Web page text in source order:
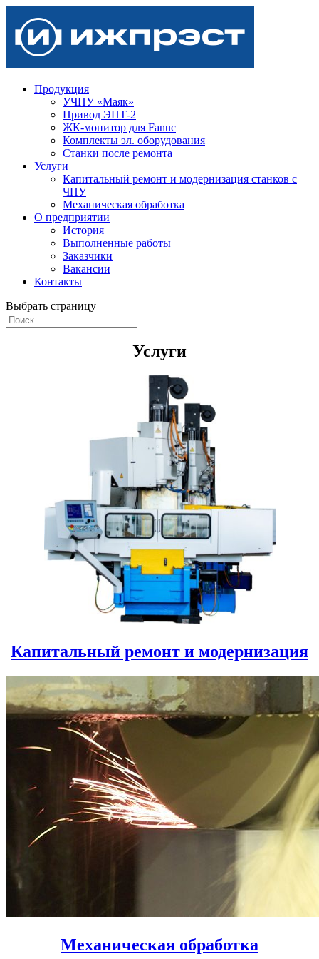
Продукция
УЧПУ «Маяк»
Привод ЭПТ-2
ЖК-монитор для Fanuc
Комплекты эл. оборудования
Станки после ремонта
Услуги
Капитальный ремонт и модернизация станков с
ЧПУ
Механическая обработка
О предприятии
История
Выполненные работы
Заказчики
Вакансии
Контакты
Выбрать страницу
Услуги
Капитальный ремонт и модернизация
Механическая обработка